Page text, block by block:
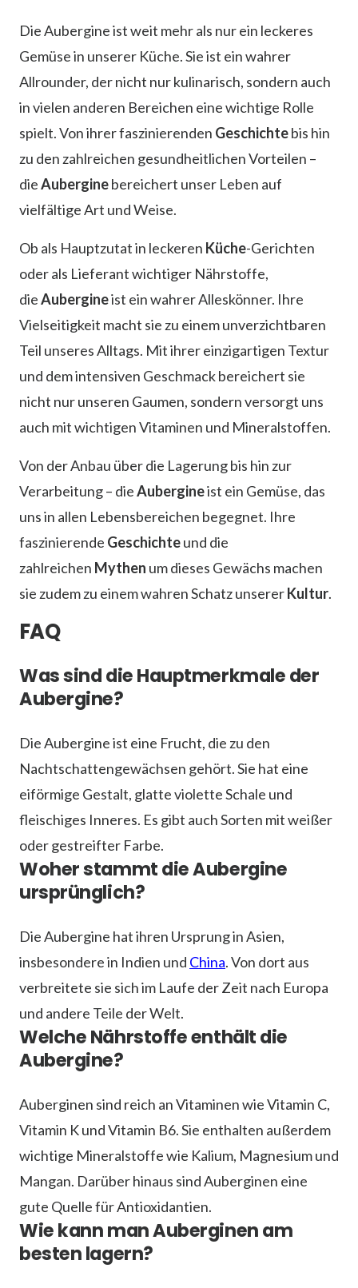
Die Aubergine ist weit mehr als nur ein leckeres
Gemüse in unserer Küche. Sie ist ein wahrer
Allrounder, der nicht nur kulinarisch, sondern auch
in vielen anderen Bereichen eine wichtige Rolle
spielt. Von ihrer faszinierenden Geschichtebis hin
zu den zahlreichen gesundheitlichen Vorteilen –
dieAuberginebereichert unser Leben auf
vielfältige Art und Weise.
Ob als Hauptzutat in leckeren Küche-Gerichten
oder als Lieferant wichtiger Nährstoffe,
dieAubergineist ein wahrer Alleskönner. Ihre
Vielseitigkeit macht sie zu einem unverzichtbaren
Teil unseres Alltags. Mit ihrer einzigartigen Textur
und dem intensiven Geschmack bereichert sie
nicht nur unseren Gaumen, sondern versorgt uns
auch mit wichtigen Vitaminen und Mineralstoffen.
Von der Anbau über die Lagerung bis hin zur
Verarbeitung – dieAubergineist ein Gemüse, das
uns in allen Lebensbereichen begegnet. Ihre
faszinierende Geschichteund die
zahlreichen Mythen um dieses Gewächs machen
sie zudem zu einem wahren Schatz unsererKultur.
FAQ
Was sind die Hauptmerkmale der
Aubergine?
Die Aubergine ist eine Frucht, die zu den
Nachtschattengewächsen gehört. Sie hat eine
eiförmige Gestalt, glatte violette Schale und
fleischiges Inneres. Es gibt auch Sorten mit weißer
oder gestreifter Farbe.
Woher stammt die Aubergine
ursprünglich?
Die Aubergine hat ihren Ursprung in Asien,
insbesondere in Indien und China. Von dort aus
verbreitete sie sich im Laufe der Zeit nach Europa
und andere Teile der Welt.
Welche Nährstoffe enthält die
Aubergine?
Auberginen sind reich an Vitaminen wie Vitamin C,
Vitamin K und Vitamin B6. Sie enthalten außerdem
wichtige Mineralstoffe wie Kalium, Magnesium und
Mangan. Darüber hinaus sind Auberginen eine
gute Quelle für Antioxidantien.
Wie kann man Auberginen am
besten lagern?